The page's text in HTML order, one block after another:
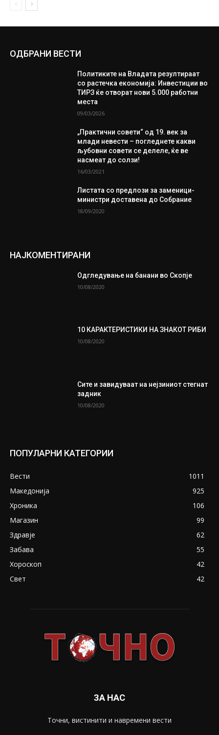
ОДБРАНИ ВЕСТИ
Политиките на Владата резултираат
со растечка економија: Инвестиции во
ТИРЗ ќе отворат нови 5.000 работни
места
09/03/2026
„Практични совети“ од 19. век за
млади невести – погледнете какви
љубовни совети се делеле, ќе ве
насмеат до солзи!
16/03/2021
Листата со предлози за заменици-
министри доставена до Собрание
18/09/2020
НАЈКОМЕНТИРАНИ
Одгледување на банани во Скопје
10/08/2020
10 КАРАКТЕРИСТИКИ НА ЗНАКОТ РИБИ
10/08/2020
Сите и завидуваат на нејзиниот стегнат
задник
10/08/2020
ПОПУЛАРНИ КАТЕГОРИИ
Вести
1011
Македонија
925
Хроника
106
Магазин
99
Здравје
62
Забава
55
Хороскоп
42
Свет
42
ЗА НАС
Точни, вистинити и навремени вести